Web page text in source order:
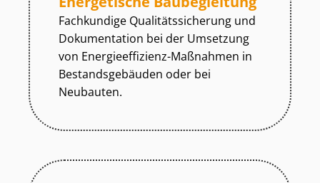
Fachkundige Qua­li­täts­si­che­rung und
Dokumentation bei der Umsetzung
von En­er­gie­ef­fi­zi­enz-Maßnahmen in
Be­stands­ge­bäu­den oder bei
Neubauten.